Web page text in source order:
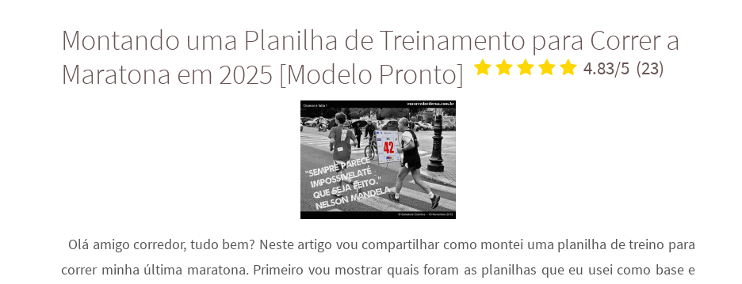
Montando uma Planilha de Treinamento para Correr a
Maratona em 2025 [Modelo Pronto]
4.83/5 (23)
Olá amigo corredor, tudo bem? Neste artigo vou compartilhar como montei uma planilha de treino para
correr minha última maratona. Primeiro vou mostrar quais foram as planilhas que eu usei como base e